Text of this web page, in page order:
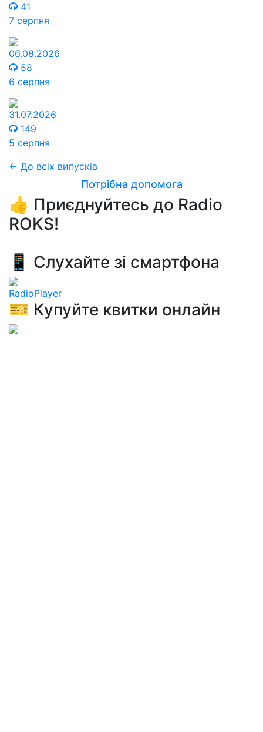
41
7 серпня
06.08.2026
58
6 серпня
31.07.2026
149
5 серпня
← До всіх випусків
Потрібна допомога
👍 Приєднуйтесь до Radio
ROKS!
📱 Слухайте зі смартфона
RadioPlayer
🎫 Купуйте квитки онлайн